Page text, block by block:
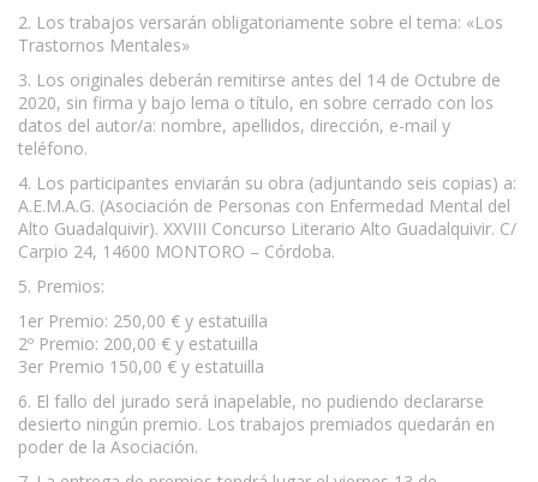
2. Los trabajos versarán obligatoriamente sobre el tema: «Los
Trastornos Mentales»
3. Los originales deberán remitirse antes del 14 de Octubre de
2020, sin firma y bajo lema o título, en sobre cerrado con los
datos del autor/a: nombre, apellidos, dirección, e-mail y
teléfono.
4. Los participantes enviarán su obra (adjuntando seis copias) a:
A.E.M.A.G. (Asociación de Personas con Enfermedad Mental del
Alto Guadalquivir). XXVIII Concurso Literario Alto Guadalquivir. C/
Carpio 24, 14600 MONTORO – Córdoba.
5. Premios:
1er Premio: 250,00 € y estatuilla
2º Premio: 200,00 € y estatuilla
3er Premio 150,00 € y estatuilla
6. El fallo del jurado será inapelable, no pudiendo declararse
desierto ningún premio. Los trabajos premiados quedarán en
poder de la Asociación.